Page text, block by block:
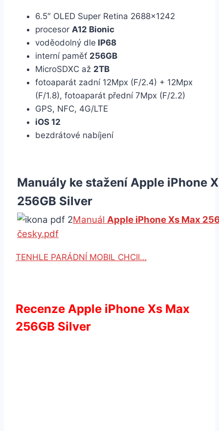
6.5″ OLED Super Retina 2688×1242
procesor A12 Bionic
voděodolný dle IP68
interní paměť 256GB
MicroSDXC až 2TB
fotoaparát zadní 12Mpx (F/2.4) + 12Mpx
(F/1.8), fotoaparát přední 7Mpx (F/2.2)
GPS, NFC, 4G/LTE
iOS 12
bezdrátové nabíjení
Manuály ke stažení Apple iPhone
256GB Silver
Manuál Apple iPhone Xs Max
česky.pdf
TENHLE PARÁDNÍ MOBIL CHCII…
Recenze Apple iPhone Xs Max
256GB Silver